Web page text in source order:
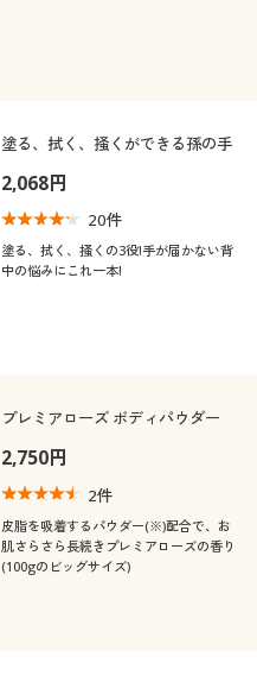
塗る、拭く、掻くができる孫の手
2,068円
20件
塗る、拭く、掻くの3役!手が届かない背
中の悩みにこれ一本!
プレミアローズ ボディパウダー
2,750円
2件
皮脂を吸着するパウダー(※)配合で、お
肌さらさら長続きプレミアローズの香り
(100gのビッグサイズ)